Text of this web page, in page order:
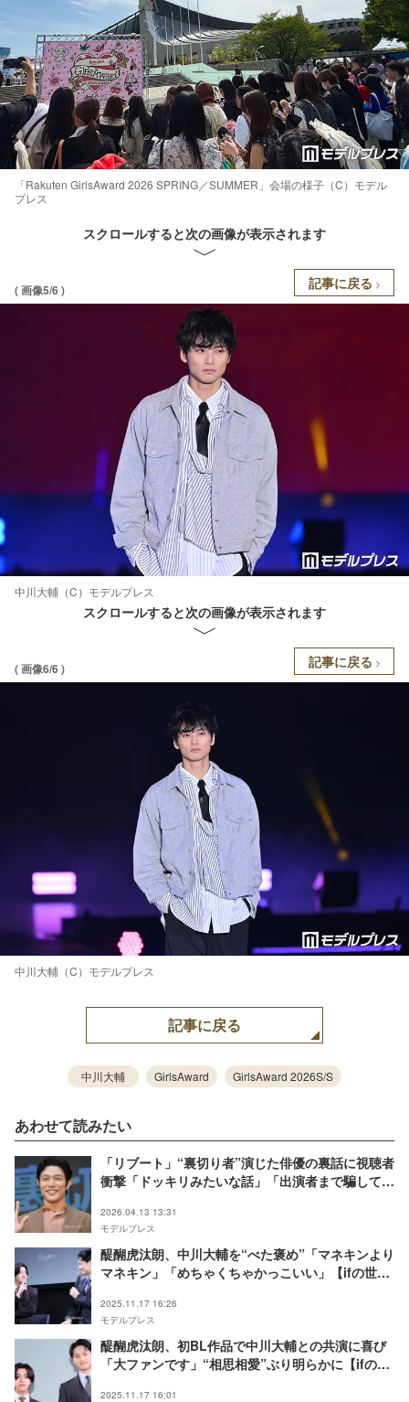
「Rakuten GirlsAward 2026 SPRING／SUMMER」会場の様子（C）モデル
プレス
スクロールすると次の画像が表示されます
( 画像5/6 ) 記事に戻る
中川大輔（C）モデルプレス
スクロールすると次の画像が表示されます
( 画像6/6 ) 記事に戻る
中川大輔（C）モデルプレス
記事に戻る
中川大輔 GirlsAward GirlsAward 2026S/S
あわせて読みたい
「リブート」“裏切り者”演じた俳優の裏話に視聴者
衝撃「ドッキリみたいな話」「出演者まで騙してい
2026.04.13 13:31
モデルプレス
醍醐虎汰朗、中川大輔を“べた褒め”「マネキンより
マネキン」「めちゃくちゃかっこいい」【ifの世界
2025.11.17 16:26
モデルプレス
醍醐虎汰朗、初BL作品で中川大輔との共演に喜び
「大ファンです」“相思相愛”ぶり明らかに【ifの世
2025.11.17 16:01